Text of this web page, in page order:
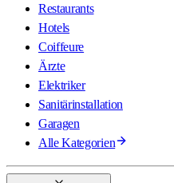
Restaurants
Hotels
Coiffeure
Ärzte
Elektriker
Sanitärinstallation
Garagen
Alle Kategorien